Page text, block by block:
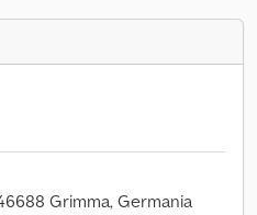
Grimma, Germania